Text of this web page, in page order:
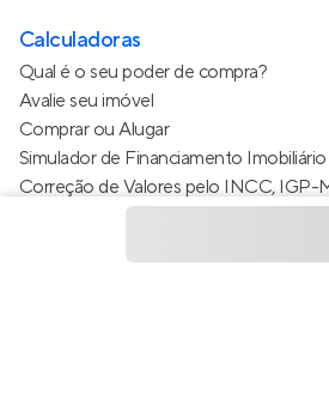
Calculadoras
Qual é o seu poder de compra?
Avalie seu imóvel
Comprar ou Alugar
Simulador de Financiamento Imobiliário
Correção de Valores pelo INCC, IGP-
Estimativa de valor do condomínio